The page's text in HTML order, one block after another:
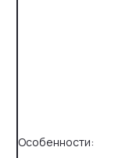
Особенности: